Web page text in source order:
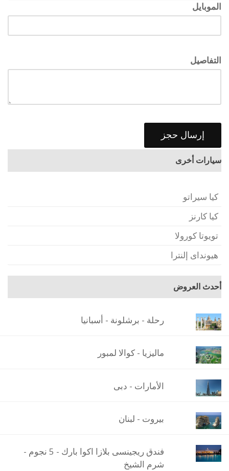
الموبايل
التفاصيل
سيارات أخرى
كيا سيراتو
كيا كارنز
تويوتا كورولا
هيونداى إلنترا
أحدث العروض
رحلة - برشلونة - أسبانيا
ماليزيا - كوالا لمبور
الأمارات - دبى
بيروت - لبنان
فندق ريجينسى بلازا اكوا بارك - 5 نجوم -
شرم الشيخ